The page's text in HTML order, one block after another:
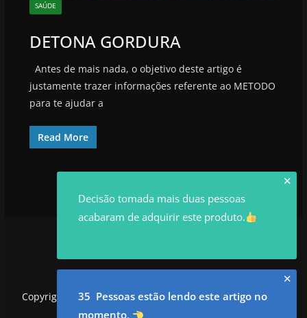
SAÚDE
DETONA GORDURA
Antes de mais nada, o objetivo deste artigo é
justamente trazer informações referente ao METODO
para te ajudar a
Read More
Copyright © 2026utilidadesrowan.com. Todos os direitos
reservados.
✕
Decisão tomada mais duas pessoas
acabaram de adquirir este produto.
✕
35 Pessoas estão lendo este artigo no
momento.